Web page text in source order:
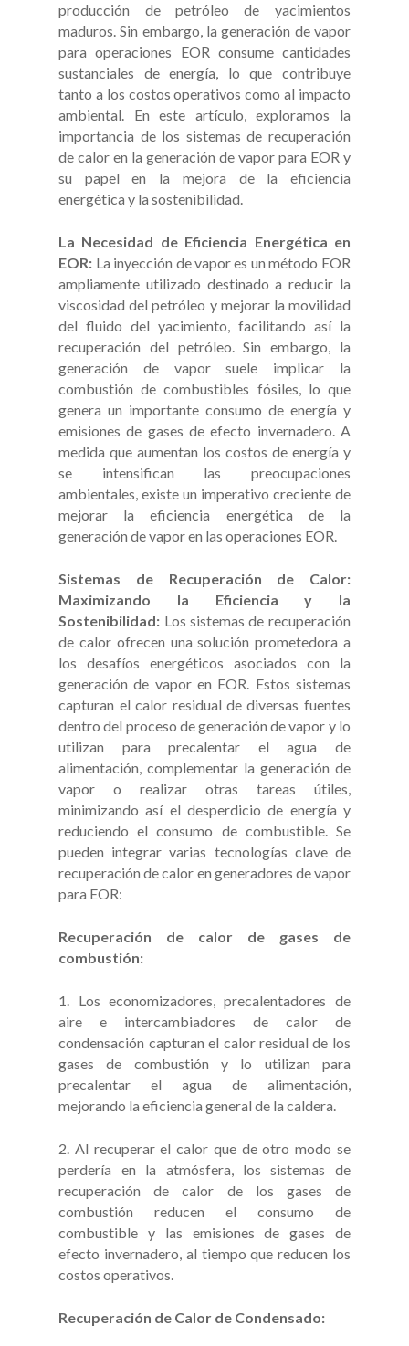
producción de petróleo de yacimientos
maduros. Sin embargo, la generación de vapor
para operaciones EOR consume cantidades
sustanciales de energía, lo que contribuye
tanto a los costos operativos como al impacto
ambiental. En este artículo, exploramos la
importancia de los sistemas de recuperación
de calor en la generación de vapor para EOR y
su papel en la mejora de la eficiencia
energética y la sostenibilidad.
La Necesidad de Eficiencia Energética en
EOR: La inyección de vapor es un método EOR
ampliamente utilizado destinado a reducir la
viscosidad del petróleo y mejorar la movilidad
del fluido del yacimiento, facilitando así la
recuperación del petróleo. Sin embargo, la
generación de vapor suele implicar la
combustión de combustibles fósiles, lo que
genera un importante consumo de energía y
emisiones de gases de efecto invernadero. A
medida que aumentan los costos de energía y
se intensifican las preocupaciones
ambientales, existe un imperativo creciente de
mejorar la eficiencia energética de la
generación de vapor en las operaciones EOR.
Sistemas de Recuperación de Calor:
Maximizando la Eficiencia y la
Sostenibilidad: Los sistemas de recuperación
de calor ofrecen una solución prometedora a
los desafíos energéticos asociados con la
generación de vapor en EOR. Estos sistemas
capturan el calor residual de diversas fuentes
dentro del proceso de generación de vapor y lo
utilizan para precalentar el agua de
alimentación, complementar la generación de
vapor o realizar otras tareas útiles,
minimizando así el desperdicio de energía y
reduciendo el consumo de combustible. Se
pueden integrar varias tecnologías clave de
recuperación de calor en generadores de vapor
para EOR:
Recuperación de calor de gases de
combustión:
1. Los economizadores, precalentadores de
aire e intercambiadores de calor de
condensación capturan el calor residual de los
gases de combustión y lo utilizan para
precalentar el agua de alimentación,
mejorando la eficiencia general de la caldera.
2. Al recuperar el calor que de otro modo se
perdería en la atmósfera, los sistemas de
recuperación de calor de los gases de
combustión reducen el consumo de
combustible y las emisiones de gases de
efecto invernadero, al tiempo que reducen los
costos operativos.
Recuperación de Calor de Condensado: